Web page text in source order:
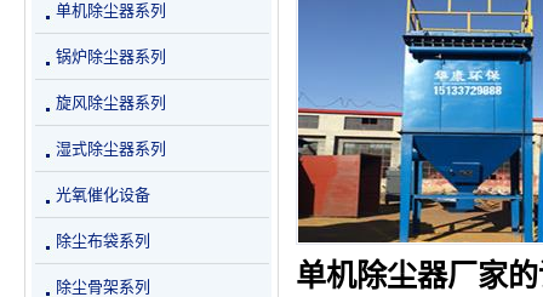
单机除尘器厂家
单机除尘器系列
锅炉除尘器系列
旋风除尘器系列
湿式除尘器系列
光氧催化设备
除尘布袋系列
除尘骨架系列